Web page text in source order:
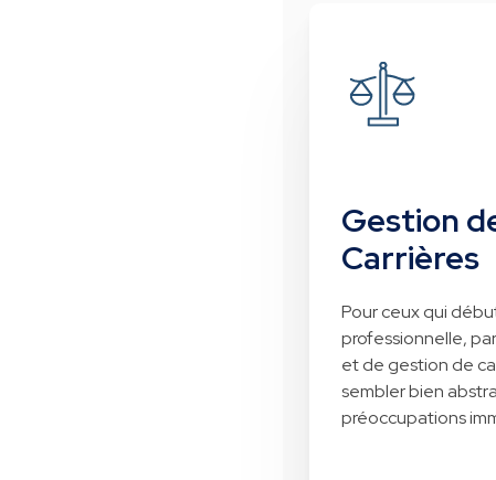
Gestion
Carrières
Pour ceux qui
professionnelle,
et de gestion de
sembler bien
préoccupations